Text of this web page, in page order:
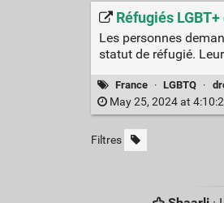
Réfugiés
Les personnes
statut de réfugié.
France · LGBTQ ·
May 25, 2024 at
Filtres